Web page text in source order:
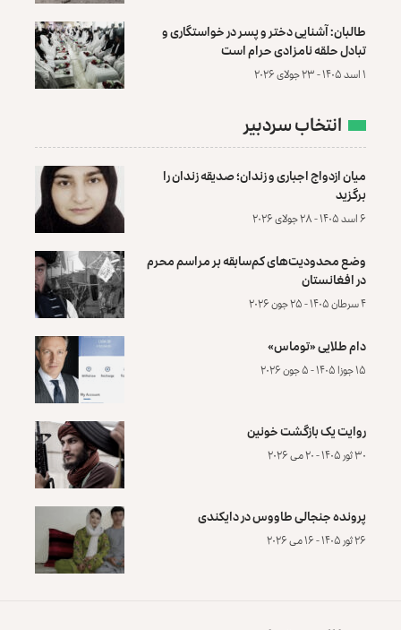
طالبان: آشنایی دختر و پسر در خواستگاری و
تبادل حلقه نامزادی حرام است
۱ اسد ۱۴۰۵ - ۲۳ جولای ۲۰۲۶
انتخاب سردبیر
میان ازدواج اجباری و زندان؛ صدیقه زندان را
برگزید
۶ اسد ۱۴۰۵ - ۲۸ جولای ۲۰۲۶
وضع محدودیت‌های کم‌سابقه بر مراسم محرم
در افغانستان
۴ سرطان ۱۴۰۵ - ۲۵ جون ۲۰۲۶
دام طلایی «توماس»
۱۵ جوزا ۱۴۰۵ - ۵ جون ۲۰۲۶
روایت یک بازگشت خونین
۳۰ ثور ۱۴۰۵ - ۲۰ می ۲۰۲۶
پرونده‌ جنجالی طاووس در دایکندی
۲۶ ثور ۱۴۰۵ - ۱۶ می ۲۰۲۶